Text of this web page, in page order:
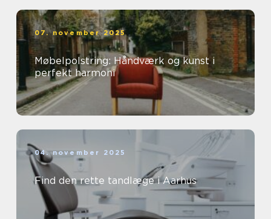
07. november 2025
Møbelpolstring: Håndværk og kunst i
perfekt harmoni
04. november 2025
Find den rette tandlæge i Aarhus